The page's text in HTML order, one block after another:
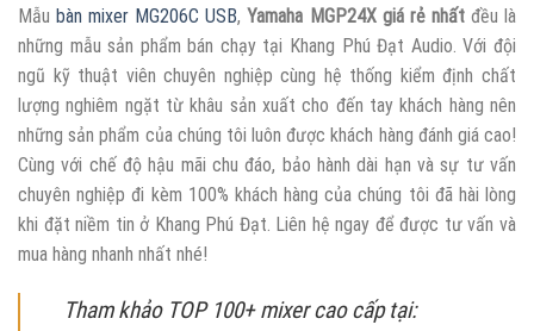
Mẫubàn mixer MG206C USB,Yamaha MGP24X giá rẻ nhấtđều là
những mẫu sản phẩm bán chạy tại Khang Phú Đạt Audio. Với đội
ngũ kỹ thuật viên chuyên nghiệp cùng hệ thống kiểm định chất
lượng nghiêm ngặt từ khâu sản xuất cho đến tay khách hàng nên
những sản phẩm của chúng tôi luôn được khách hàng đánh giá cao!
Cùng với chế độ hậu mãi chu đáo, bảo hành dài hạn và sự tư vấn
chuyên nghiệp đi kèm 100% khách hàng của chúng tôi đã hài lòng
khi đặt niềm tin ở Khang Phú Đạt. Liên hệ ngay để được tư vấn và
mua hàng nhanh nhất nhé!
Tham khảo TOP 100+ mixer cao cấp tại: